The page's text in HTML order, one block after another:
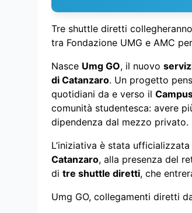
Tre shuttle diretti
tra Fondazione UMG e AMC
Nasce Umg GO, il nuovo
di Catanzaro. Un progetto
quotidiani da e verso il
comunità studentesca: avere
dipendenza dal mezzo privato.
L’iniziativa è stata
Catanzaro, alla presenza del
di tre shuttle diretti, che
Umg GO, collegamenti diretti